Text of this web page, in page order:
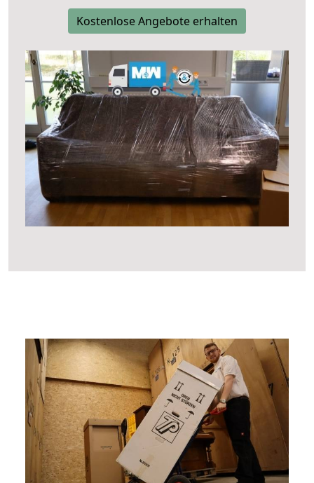
Kostenlose Angebote erhalten